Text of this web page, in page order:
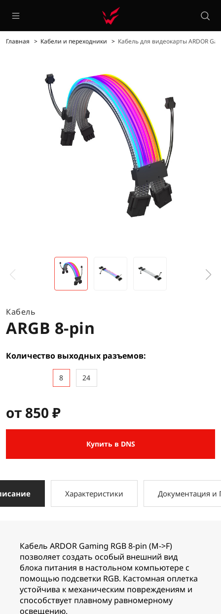
Главная Кабели и переходники Кабель для видеокарты ARDOR
Кабель
ARGB 8-pin
Количество выходных разъемов
8 24
от 850 ₽
Купить в DNS
Характеристики Документация и
Кабель ARDOR Gaming RGB 8-pin (M->F)
позволяет создать особый внешний вид
блока питания в настольном компьютере с
помощью подсветки RGB. Кастомная оплетка
устойчива к механическим повреждениям и
способствует плавному равномерному
освещению.